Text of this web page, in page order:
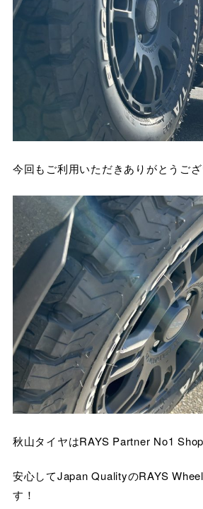
今回もご利用いただきありがとうござ
秋山タイヤはRAYS Partner No1 Shop
安心してJapan QualityのRAYS
す！